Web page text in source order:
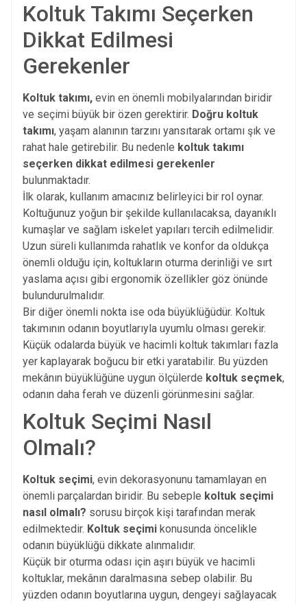
Koltuk Takımı Seçerken
Dikkat Edilmesi
Gerekenler
Koltuk takımı, evin en önemli mobilyalarından biridir
ve seçimi büyük bir özen gerektirir. Doğru koltuk
takımı, yaşam alanının tarzını yansıtarak ortamı şık ve
rahat hale getirebilir. Bu nedenle koltuk takımı
seçerken dikkat edilmesi gerekenler
bulunmaktadır.
İlk olarak, kullanım amacınız belirleyici bir rol oynar.
Koltuğunuz yoğun bir şekilde kullanılacaksa, dayanıklı
kumaşlar ve sağlam iskelet yapıları tercih edilmelidir.
Uzun süreli kullanımda rahatlık ve konfor da oldukça
önemli olduğu için, koltukların oturma derinliği ve sırt
yaslama açısı gibi ergonomik özellikler göz önünde
bulundurulmalıdır.
Bir diğer önemli nokta ise oda büyüklüğüdür. Koltuk
takımının odanın boyutlarıyla uyumlu olması gerekir.
Küçük odalarda büyük ve hacimli koltuk takımları fazla
yer kaplayarak boğucu bir etki yaratabilir. Bu yüzden
mekânın büyüklüğüne uygun ölçülerde koltuk seçmek,
odanın daha ferah ve düzenli görünmesini sağlar.
Koltuk Seçimi Nasıl
Olmalı?
Koltuk seçimi, evin dekorasyonunu tamamlayan en
önemli parçalardan biridir. Bu sebeple koltuk seçimi
nasıl olmalı? sorusu birçok kişi tarafından merak
edilmektedir. Koltuk seçimi konusunda öncelikle
odanın büyüklüğü dikkate alınmalıdır.
Küçük bir oturma odası için aşırı büyük ve hacimli
koltuklar, mekânın daralmasına sebep olabilir. Bu
yüzden odanın boyutlarına uygun, dengeyi sağlayacak